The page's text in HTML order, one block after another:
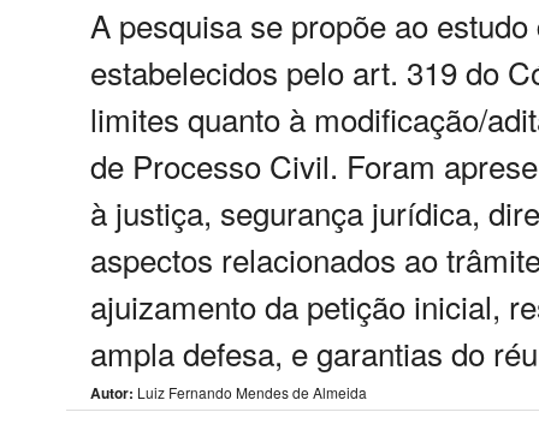
A pesquisa se propõe ao
estabelecidos pelo art. 319 do
limites quanto à modificação/
de Processo Civil. Foram
à justiça, segurança jurídica,
aspectos relacionados ao
ajuizamento da petição inicial,
ampla defesa, e garantias do
Autor: Luiz Fernando Mendes de Almeida